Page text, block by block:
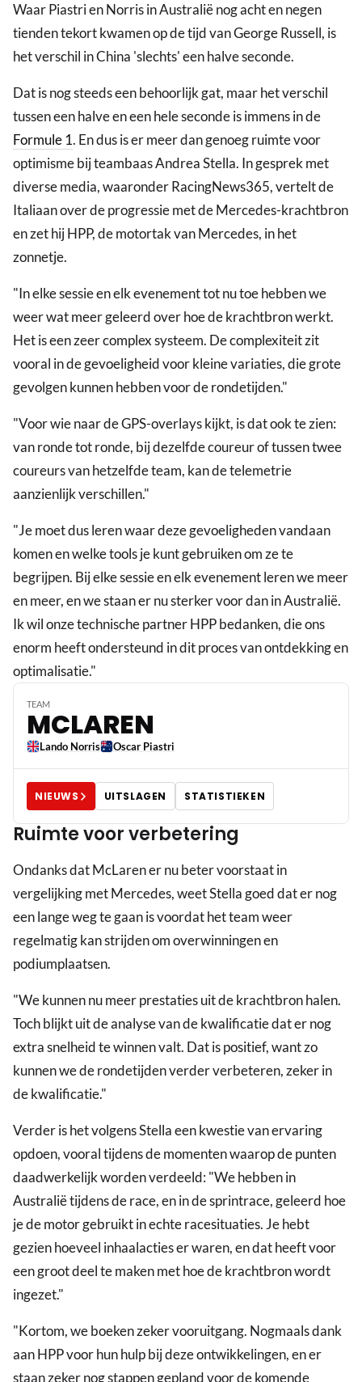
Waar Piastri en Norris in Australië nog acht en negen
tienden tekort kwamen op de tijd van George Russell, is
het verschil in China 'slechts' een halve seconde.
Dat is nog steeds een behoorlijk gat, maar het verschil
tussen een halve en een hele seconde is immens in de
Formule 1. En dus is er meer dan genoeg ruimte voor
optimisme bij teambaas Andrea Stella. In gesprek met
diverse media, waaronder RacingNews365, vertelt de
Italiaan over de progressie met de Mercedes-krachtbron
en zet hij HPP, de motortak van Mercedes, in het
zonnetje.
"In elke sessie en elk evenement tot nu toe hebben we
weer wat meer geleerd over hoe de krachtbron werkt.
Het is een zeer complex systeem. De complexiteit zit
vooral in de gevoeligheid voor kleine variaties, die grote
gevolgen kunnen hebben voor de rondetijden."
"Voor wie naar de GPS-overlays kijkt, is dat ook te zien:
van ronde tot ronde, bij dezelfde coureur of tussen twee
coureurs van hetzelfde team, kan de telemetrie
aanzienlijk verschillen."
"Je moet dus leren waar deze gevoeligheden vandaan
komen en welke tools je kunt gebruiken om ze te
begrijpen. Bij elke sessie en elk evenement leren we meer
en meer, en we staan er nu sterker voor dan in Australië.
Ik wil onze technische partner HPP bedanken, die ons
enorm heeft ondersteund in dit proces van ontdekking en
optimalisatie."
TEAM
MCLAREN
Lando Norris Oscar Piastri
NIEUWS UITSLAGEN STATISTIEKEN
Ruimte voor verbetering
Ondanks dat McLaren er nu beter voorstaat in
vergelijking met Mercedes, weet Stella goed dat er nog
een lange weg te gaan is voordat het team weer
regelmatig kan strijden om overwinningen en
podiumplaatsen.
"We kunnen nu meer prestaties uit de krachtbron halen.
Toch blijkt uit de analyse van de kwalificatie dat er nog
extra snelheid te winnen valt. Dat is positief, want zo
kunnen we de rondetijden verder verbeteren, zeker in
de kwalificatie."
Verder is het volgens Stella een kwestie van ervaring
opdoen, vooral tijdens de momenten waarop de punten
daadwerkelijk worden verdeeld: "We hebben in
Australië tijdens de race, en in de sprintrace, geleerd hoe
je de motor gebruikt in echte racesituaties. Je hebt
gezien hoeveel inhaalacties er waren, en dat heeft voor
een groot deel te maken met hoe de krachtbron wordt
ingezet."
"Kortom, we boeken zeker vooruitgang. Nogmaals dank
aan HPP voor hun hulp bij deze ontwikkelingen, en er
staan zeker nog stappen gepland voor de komende